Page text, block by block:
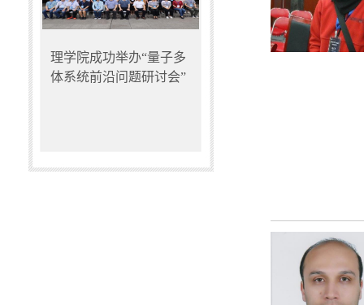
理学院成功举办“量子多
体系统前沿问题研讨会”